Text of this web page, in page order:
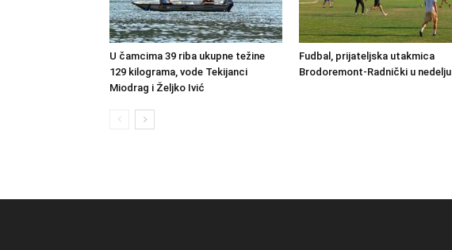
U čamcima 39 riba ukupne težine
129 kilograma, vode Tekijanci
Miodrag i Željko Ivić
Fudbal, prijateljska utakmica
Brodoremont-Radnički u nedelju